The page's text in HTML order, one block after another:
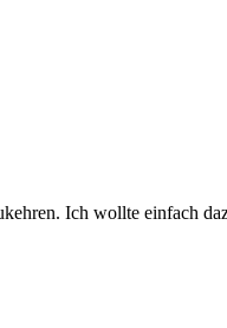
Ich wollte einfach